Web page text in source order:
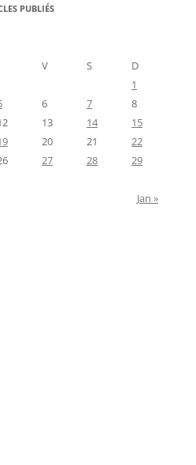
PUBLIÉS
V S
D
1
6 7
8
13 14
15
20 21
22
27 28
29
Jan »